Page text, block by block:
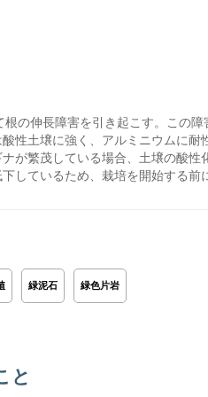
の伸長障害を引き起こす。この障
性土壌に強く、アルミニウムに耐
が繁茂している場合、土壌の酸性
しているため、栽培を開始する前
緑泥石 緑色片岩
と